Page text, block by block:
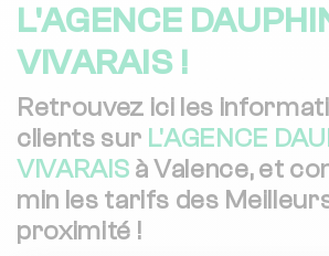
L'AGENCE
VIVARAIS !
Retrouvez ici les
clients sur L'AGENCE
VIVARAIS à Valence, et
min les tarifs des
proximité !